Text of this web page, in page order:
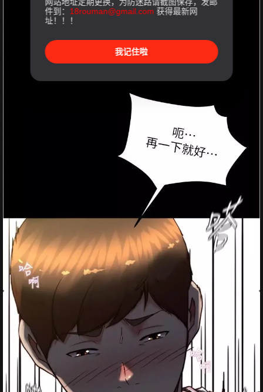
件到： 18rouman@gmail.com 获得最新网
址！！！
我记住啦